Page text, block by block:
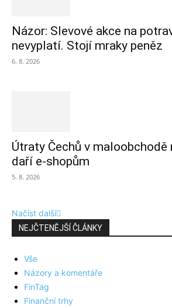
Názor: Slevové akce na
nevyplatí. Stojí mraky peněz
6. 8. 2026
Útraty Čechů v maloobchodě
daří e-shopům
5. 8. 2026
Načíst další
NEJČTENĚJŠÍ ČLÁNKY
Vše
Názory a komentáře
FinTag
Finanční trhy